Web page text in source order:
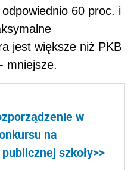
60 proc. i
jest większe niż PKB
mniejsze.
w
na
szkoły>>